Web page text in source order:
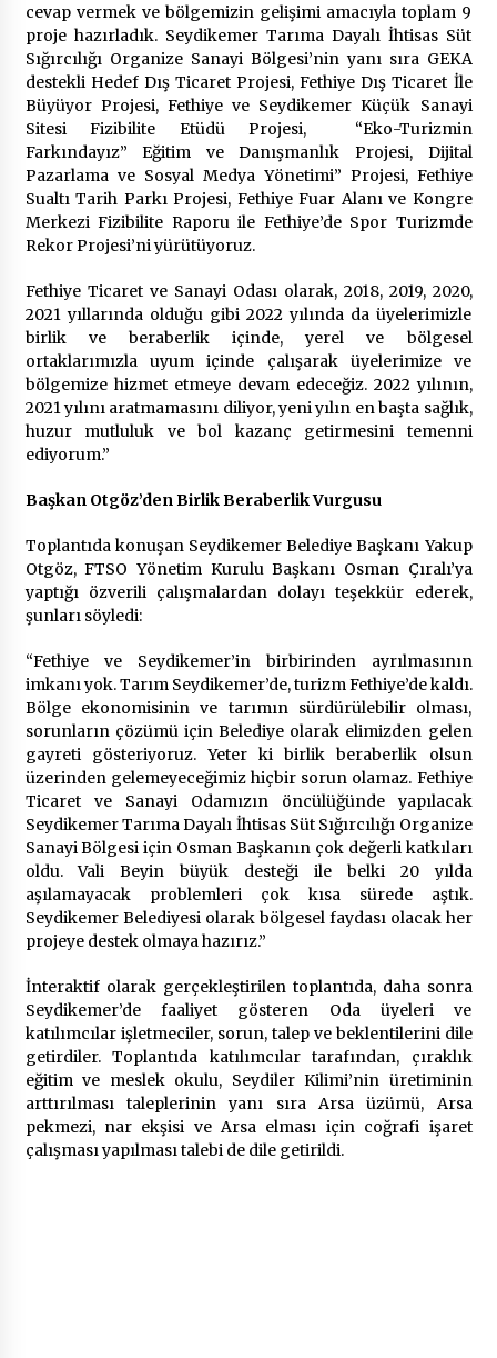
cevap vermek ve bölgemizin gelişimi amacıyla toplam 9
proje hazırladık. Seydikemer Tarıma Dayalı İhtisas Süt
Sığırcılığı Organize Sanayi Bölgesi’nin yanı sıra GEKA
destekli Hedef Dış Ticaret Projesi, Fethiye Dış Ticaret İle
Büyüyor Projesi, Fethiye ve Seydikemer Küçük Sanayi
Sitesi Fizibilite Etüdü Projesi, “Eko-Turizmin
Farkındayız” Eğitim ve Danışmanlık Projesi, Dijital
Pazarlama ve Sosyal Medya Yönetimi” Projesi, Fethiye
Sualtı Tarih Parkı Projesi, Fethiye Fuar Alanı ve Kongre
Merkezi Fizibilite Raporu ile Fethiye’de Spor Turizmde
Rekor Projesi’ni yürütüyoruz.
Fethiye Ticaret ve Sanayi Odası olarak, 2018, 2019, 2020,
2021 yıllarında olduğu gibi 2022 yılında da üyelerimizle
birlik ve beraberlik içinde, yerel ve bölgesel
ortaklarımızla uyum içinde çalışarak üyelerimize ve
bölgemize hizmet etmeye devam edeceğiz. 2022 yılının,
2021 yılını aratmamasını diliyor, yeni yılın en başta sağlık,
huzur mutluluk ve bol kazanç getirmesini temenni
ediyorum.”
Başkan Otgöz’den Birlik Beraberlik Vurgusu
Toplantıda konuşan Seydikemer Belediye Başkanı Yakup
Otgöz, FTSO Yönetim Kurulu Başkanı Osman Çıralı’ya
yaptığı özverili çalışmalardan dolayı teşekkür ederek,
şunları söyledi:
“Fethiye ve Seydikemer’in birbirinden ayrılmasının
imkanı yok. Tarım Seydikemer’de, turizm Fethiye’de kaldı.
Bölge ekonomisinin ve tarımın sürdürülebilir olması,
sorunların çözümü için Belediye olarak elimizden gelen
gayreti gösteriyoruz. Yeter ki birlik beraberlik olsun
üzerinden gelemeyeceğimiz hiçbir sorun olamaz. Fethiye
Ticaret ve Sanayi Odamızın öncülüğünde yapılacak
Seydikemer Tarıma Dayalı İhtisas Süt Sığırcılığı Organize
Sanayi Bölgesi için Osman Başkanın çok değerli katkıları
oldu. Vali Beyin büyük desteği ile belki 20 yılda
aşılamayacak problemleri çok kısa sürede aştık.
Seydikemer Belediyesi olarak bölgesel faydası olacak her
projeye destek olmaya hazırız.”
İnteraktif olarak gerçekleştirilen toplantıda, daha sonra
Seydikemer’de faaliyet gösteren Oda üyeleri ve
katılımcılar işletmeciler, sorun, talep ve beklentilerini dile
getirdiler. Toplantıda katılımcılar tarafından, çıraklık
eğitim ve meslek okulu, Seydiler Kilimi’nin üretiminin
arttırılması taleplerinin yanı sıra Arsa üzümü, Arsa
pekmezi, nar ekşisi ve Arsa elması için coğrafi işaret
çalışması yapılması talebi de dile getirildi.